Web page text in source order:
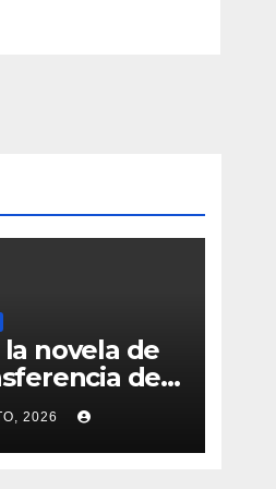
la novela de
de
de la Cruz a
“La
no se
2026